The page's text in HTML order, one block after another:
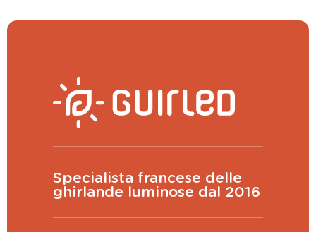
Specialista francese delle
ghirlande luminose dal 2016